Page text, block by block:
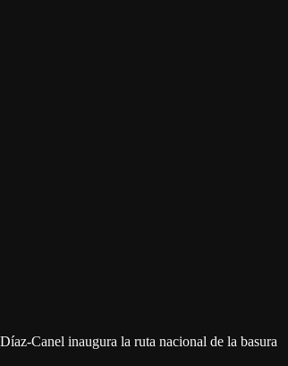
Díaz-Canel inaugura la ruta nacional de la basura